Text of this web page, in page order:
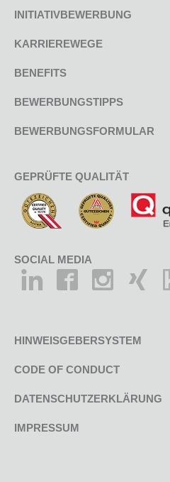
INITIATIVBEWERBUNG
KARRIEREWEGE
BENEFITS
BEWERBUNGSTIPPS
BEWERBUNGSFORMULAR
GEPRÜFTE QUALITÄT
SOCIAL MEDIA
HINWEISGEBERSYSTEM
CODE OF CONDUCT
DATENSCHUTZERKLÄRUNG
IMPRESSUM